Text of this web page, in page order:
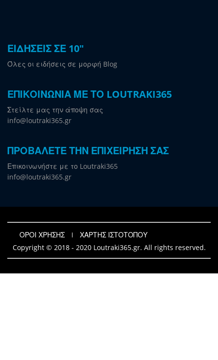
ΕΙΔΗΣΕΙΣ ΣΕ 10"
Όλες οι ειδήσεις σε μορφή Blog
ΕΠΙΚΟΙΝΩΝΙΑ ΜΕ ΤΟ LOUTRAKI365
Στείλτε μας την άποψη σας
info@loutraki365.gr
ΠΡΟΒΑΛΕΤΕ ΤΗΝ ΕΠΙΧΕΙΡΗΣΗ ΣΑΣ
Επικοινωνήστε με το Loutraki365
info@loutraki365.gr
ΟΡΟΙ ΧΡΗΣΗΣ
ΧΑΡΤΗΣ ΙΣΤΟΤΟΠΟΥ
Copyright © 2018 - 2020 Loutraki365.gr. All rights reserved.